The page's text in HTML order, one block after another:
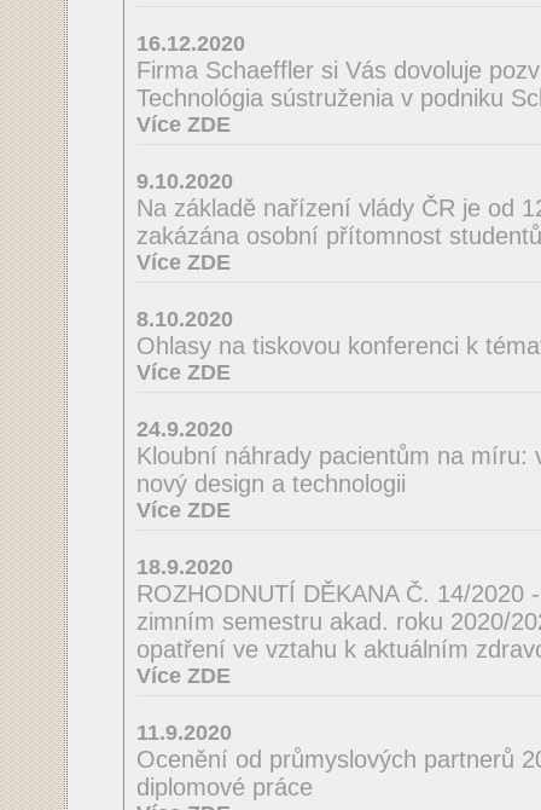
16.12.2020
Firma Schaeffler si Vás dovoluje
Technológia sústruženia v podniku
Více ZDE
9.10.2020
Na základě nařízení vlády ČR je od
zakázána osobní přítomnost
Více ZDE
8.10.2020
Ohlasy na tiskovou konferenci k
Více ZDE
24.9.2020
Kloubní náhrady pacientům na míru:
nový design a technologii
Více ZDE
18.9.2020
ROZHODNUTÍ DĚKANA Č. 14/2020
zimním semestru akad. roku 2020/
opatření ve vztahu k aktuálním
Více ZDE
11.9.2020
Ocenění od průmyslových partnerů
diplomové práce